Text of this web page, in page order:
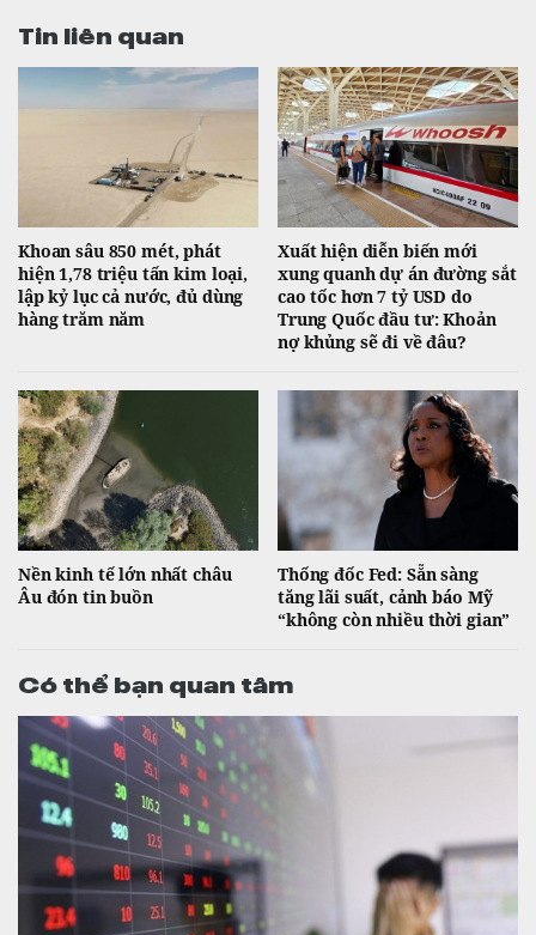
Tin liên quan
Khoan sâu 850 mét, phát
hiện 1,78 triệu tấn kim loại,
lập kỷ lục cả nước, đủ dùng
hàng trăm năm
Xuất hiện diễn biến mới
xung quanh dự án đường sắt
cao tốc hơn 7 tỷ USD do
Trung Quốc đầu tư: Khoản
nợ khủng sẽ đi về đâu?
Nền kinh tế lớn nhất châu
Âu đón tin buồn
Thống đốc Fed: Sẵn sàng
tăng lãi suất, cảnh báo Mỹ
“không còn nhiều thời gian”
Có thể bạn quan tâm